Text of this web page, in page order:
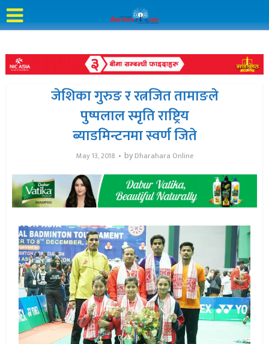
जेशिका गुरुङ र रत्नजित तामाङले
पुष्पलाल स्मृति राष्ट्रिय
ब्याडमिन्टनमा स्वर्ण जिते
May 13, 2018 by Dharahara Online